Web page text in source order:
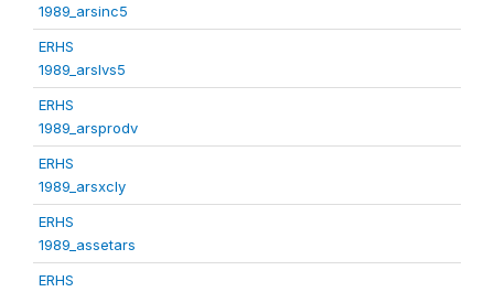
1989_arsinc5
ERHS
1989_arslvs5
ERHS
1989_arsprodv
ERHS
1989_arsxcly
ERHS
1989_assetars
ERHS